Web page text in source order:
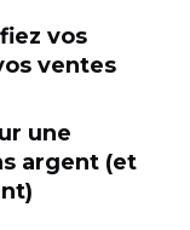
vos
ventes
une
argent (et